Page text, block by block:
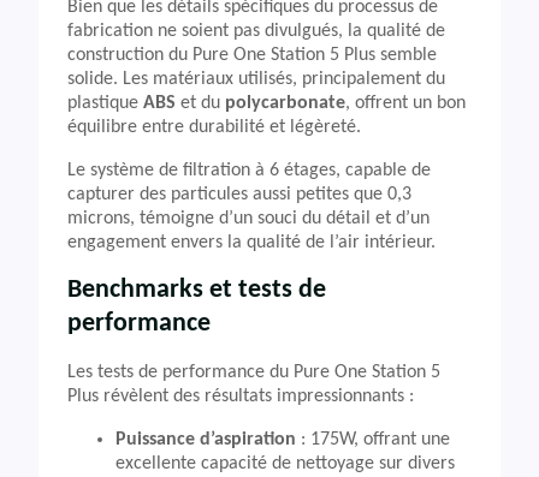
Bien que les détails spécifiques du processus de
fabrication ne soient pas divulgués, la qualité de
construction du Pure One Station 5 Plus semble
solide. Les matériaux utilisés, principalement du
plastique ABS et du polycarbonate, offrent un bon
équilibre entre durabilité et légèreté.
Le système de filtration à 6 étages, capable de
capturer des particules aussi petites que 0,3
microns, témoigne d’un souci du détail et d’un
engagement envers la qualité de l’air intérieur.
Benchmarks et tests de
performance
Les tests de performance du Pure One Station 5
Plus révèlent des résultats impressionnants :
Puissance d’aspiration : 175W, offrant une
excellente capacité de nettoyage sur divers